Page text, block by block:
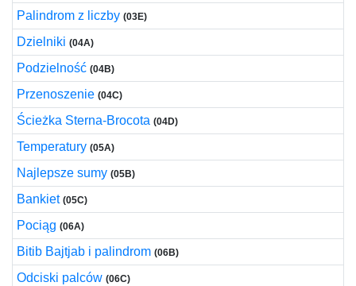
Palindrom z liczby (03E)
Dzielniki (04A)
Podzielność (04B)
Przenoszenie (04C)
Ścieżka Sterna-Brocota (04D)
Temperatury (05A)
Najlepsze sumy (05B)
Bankiet (05C)
Pociąg (06A)
Bitib Bajtjab i palindrom (06B)
Odciski palców (06C)